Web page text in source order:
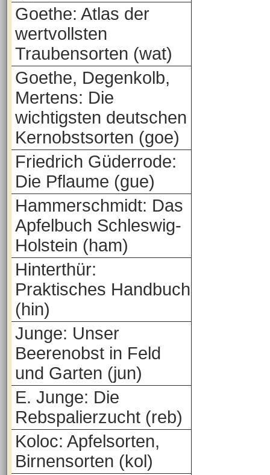
Goethe: Atlas der
wertvollsten
Traubensorten (wat)
Goethe, Degenkolb,
Mertens: Die
wichtigsten deutschen
Kernobstsorten (goe)
Friedrich Güderrode:
Die Pflaume (gue)
Hammerschmidt: Das
Apfelbuch Schleswig-
Holstein (ham)
Hinterthür:
Praktisches Handbuch
(hin)
Junge: Unser
Beerenobst in Feld
und Garten (jun)
E. Junge: Die
Rebspalierzucht (reb)
Koloc: Apfelsorten,
Birnensorten (kol)